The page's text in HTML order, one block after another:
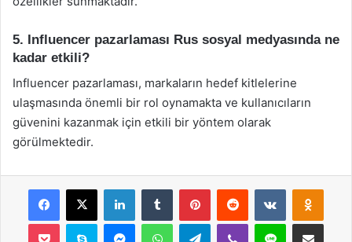
5. Influencer pazarlaması Rus sosyal medyasında ne
kadar etkili?
Influencer pazarlaması, markaların hedef kitlelerine
ulaşmasında önemli bir rol oynamakta ve kullanıcıların
güvenini kazanmak için etkili bir yöntem olarak
görülmektedir.
Facebook
X LinkedInTumblr PinterestReddit VKontakte
Pocket Skype MessengerWhatsAppTelegramViber Line E-Posta ile